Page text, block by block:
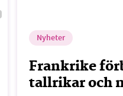
Nyheter
Frankrike
tallrikar och